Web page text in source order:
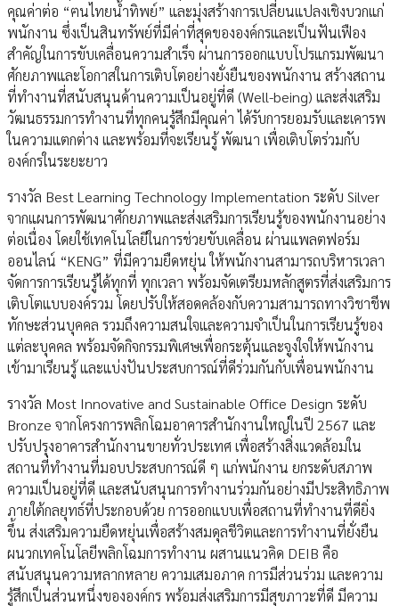
คุณค่าต่อ “ฅนไทยน้ำทิพย์” และมุ่งสร้างการเปลี่ยนแปลงเชิงบวกแก่
พนักงาน ซึ่งเป็นสินทรัพย์ที่มีค่าที่สุดขององค์กรและเป็นฟันเฟือง
สำคัญในการขับเคลื่อนความสำเร็จ ผ่านการออกแบบโปรแกรมพัฒนา
ศักยภาพและโอกาสในการเติบโตอย่างยั่งยืนของพนักงาน สร้างสถาน
ที่ทำงานที่สนับสนุนด้านความเป็นอยู่ที่ดี (Well-being) และส่งเสริม
วัฒนธรรมการทำงานที่ทุกคนรู้สึกมีคุณค่า ได้รับการยอมรับและเคารพ
ในความแตกต่าง และพร้อมที่จะเรียนรู้ พัฒนา เพื่อเติบโตร่วมกับ
องค์กรในระยะยาว
รางวัล Best Learning Technology Implementation ระดับ Silver
จากแผนการพัฒนาศักยภาพและส่งเสริมการเรียนรู้ของพนักงานอย่าง
ต่อเนื่อง โดยใช้เทคโนโลยีในการช่วยขับเคลื่อน ผ่านแพลตฟอร์ม
ออนไลน์ “KENG” ที่มีความยืดหยุ่น ให้พนักงานสามารถบริหารเวลา
จัดการการเรียนรู้ได้ทุกที่ ทุกเวลา พร้อมจัดเตรียมหลักสูตรที่ส่งเสริมการ
เติบโตแบบองค์รวม โดยปรับให้สอดคล้องกับความสามารถทางวิชาชีพ
ทักษะส่วนบุคคล รวมถึงความสนใจและความจำเป็นในการเรียนรู้ของ
แต่ละบุคคล พร้อมจัดกิจกรรมพิเศษเพื่อกระตุ้นและจูงใจให้พนักงาน
เข้ามาเรียนรู้ และแบ่งปันประสบการณ์ที่ดีร่วมกันกับเพื่อนพนักงาน
รางวัล Most Innovative and Sustainable Office Design ระดับ
Bronze จากโครงการพลิกโฉมอาคารสำนักงานใหญ่ในปี 2567 และ
ปรับปรุงอาคารสำนักงานขายทั่วประเทศ เพื่อสร้างสิ่งแวดล้อมใน
สถานที่ทำงานที่มอบประสบการณ์ดี ๆ แก่พนักงาน ยกระดับสภาพ
ความเป็นอยู่ที่ดี และสนับสนุนการทำงานร่วมกันอย่างมีประสิทธิภาพ
ภายใต้กลยุทธ์ที่ประกอบด้วย การออกแบบเพื่อสถานที่ทำงานที่ดียิ่ง
ขึ้น ส่งเสริมความยืดหยุ่นเพื่อสร้างสมดุลชีวิตและการทำงานที่ยั่งยืน
ผนวกเทคโนโลยีพลิกโฉมการทำงาน ผสานแนวคิด DEIB คือ
สนับสนุนความหลากหลาย ความเสมอภาค การมีส่วนร่วม และความ
รู้สึกเป็นส่วนหนึ่งขององค์กร พร้อมส่งเสริมการมีสุขภาวะที่ดี มีความ